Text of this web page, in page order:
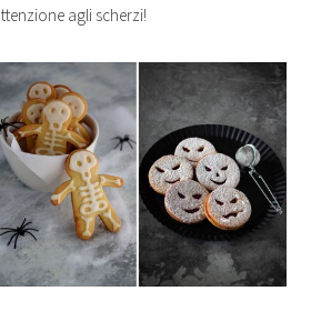
agli scherzi!